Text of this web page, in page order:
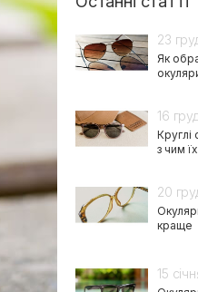
23
Як
16
Круглі
з чим
20
краще
15